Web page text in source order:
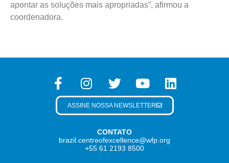
apontar as soluções mais apropriadas”, afirmou a
coordenadora.
CONTATO
brazil.centreofexcellence@wfp.org
+55 61 2193 8500
ASSINE NOSSA NEWSLETTER